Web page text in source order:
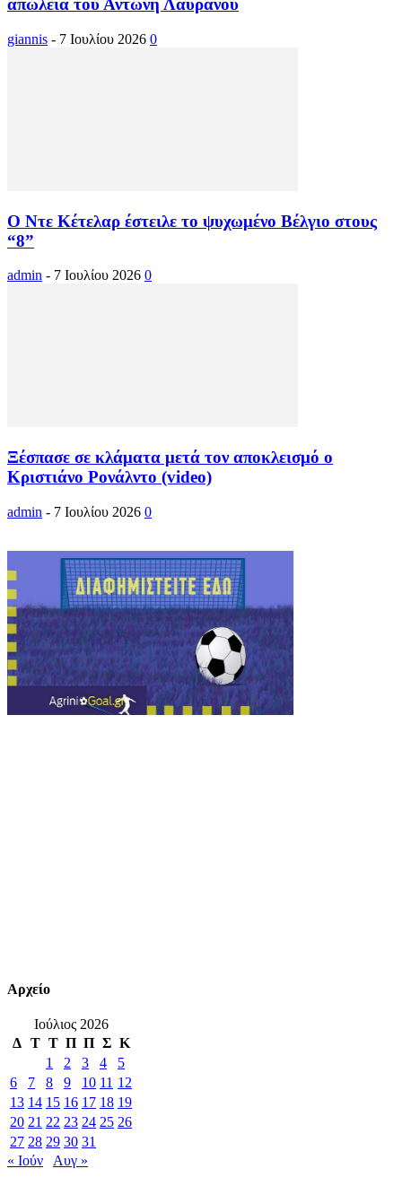
απώλεια του Αντώνη Λαυράνου
giannis - 7 Ιουλίου 2026 0
Ο Ντε Κέτελαρ έστειλε το ψυχωμένο Βέλγιο στους
“8”
admin - 7 Ιουλίου 2026 0
Ξέσπασε σε κλάματα μετά τον αποκλεισμό ο
Κριστιάνο Ρονάλντο (video)
admin - 7 Ιουλίου 2026 0
Αρχείο
Ιούλιος 2026
Δ Τ Τ Π Π Σ Κ
1
2 3 4
5
6
7 8 9 10 11 12
13 14 15 16 17 18 19
20 21 22 23 24 25 26
27 28 29 30 31
« Ιούν
Αυγ »